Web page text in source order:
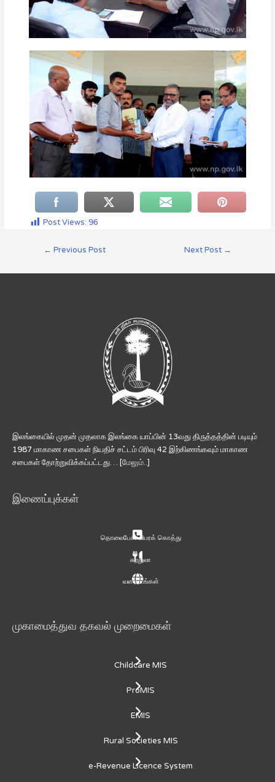
Post Views: 96
← Previous Post Next Post →
இலங்கையில் முதன் முதலாக இலங்கை யாப்பின் 13வது திருத்தத்தின் படியும்
1987 மாகாண சபைகள் நியதிச் சட்டம் பிரிவு 42 இற்கிணங்கவும் மாகாண
சபைகள் தோற்றுவிக்கப்பட்டது… [மேலும்..]
இணைப்புக்கள்
தொலைபேசி விபரக் கொத்து
சுற்றுலா
வரைபடங்கள்
முகாமைத்துவ தகவல் முறைமைகள்
Childcare MIS
ProMIS
EMIS
Rural Societies MIS
e-Revenue Licence System